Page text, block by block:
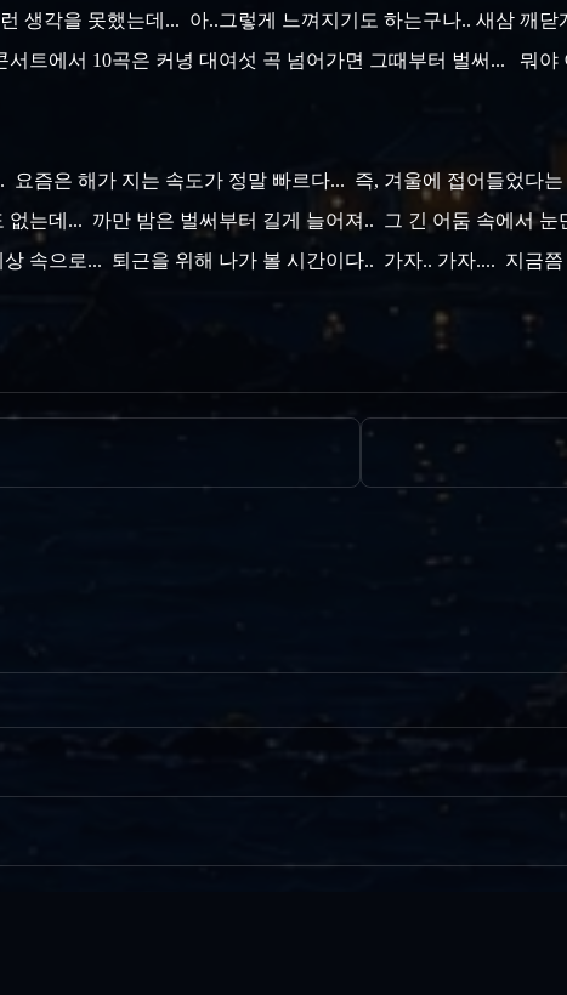
생각을 못했는데... 아..그렇게 느껴지기도 하는구나.. 새삼 깨
트에서 10곡은 커녕 대여섯 곡 넘어가면 그때부터 벌써... 뭐야
요즘은 해가 지는 속도가 정말 빠르다... 즉, 겨울에 접어들었다는
없는데... 까만 밤은 벌써부터 길게 늘어져.. 그 긴 어둠 속에서 눈
속으로... 퇴근을 위해 나가 볼 시간이다.. 가자.. 가자.... 지금